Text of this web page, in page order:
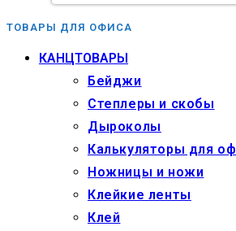
ТОВАРЫ ДЛЯ ОФИСА
КАНЦТОВАРЫ
Бейджи
Степлеры и скобы
Дыроколы
Калькуляторы для
Ножницы и ножи
Клейкие ленты
Клей